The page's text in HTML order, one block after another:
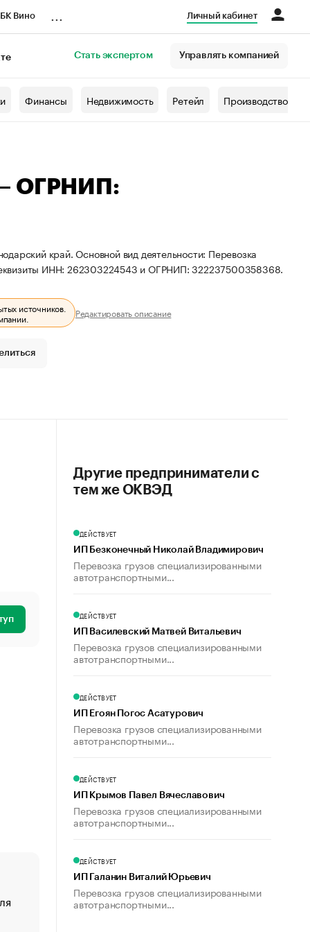
Вино Личный кабинет
Стать экспертом Управлять компанией
Финансы Недвижимость Ретейл Производство
ОГРНИП:
край. Основной вид деятельности: Перевозка
ИНН: 262303224543 и ОГРНИП: 322237500358368.
источников.
Редактировать описание
«От спорта тело стареет иначе». Как живет глава
создавшей GTA
Другие предприниматели с
тем же ОКВЭД
ДЕЙСТВУЕТ
ИП Безконечный Николай Владимирович
Перевозка грузов специализированными
автотранспортными...
ДЕЙСТВУЕТ
ИП Василевский Матвей Витальевич
Перевозка грузов специализированными
автотранспортными...
ДЕЙСТВУЕТ
ИП Егоян Погос Асатурович
Перевозка грузов специализированными
автотранспортными...
ДЕЙСТВУЕТ
ИП Крымов Павел Вячеславович
Перевозка грузов специализированными
автотранспортными...
ДЕЙСТВУЕТ
ИП Галанин Виталий Юрьевич
Перевозка грузов специализированными
автотранспортными...